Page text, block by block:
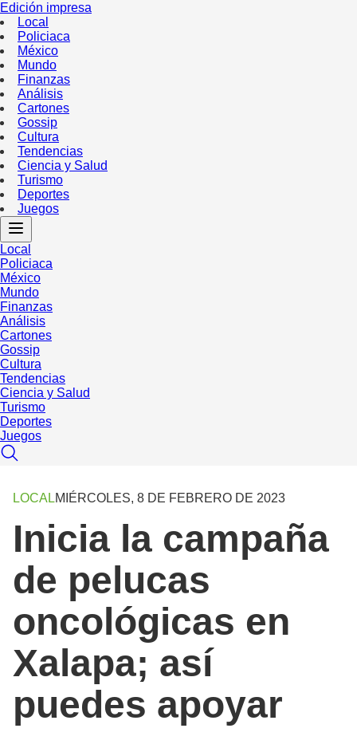
Edición impresa
Local
Policiaca
México
Mundo
Finanzas
Análisis
Cartones
Gossip
Cultura
Tendencias
Ciencia y Salud
Turismo
Deportes
Juegos
Local
Policiaca
México
Mundo
Finanzas
Análisis
Cartones
Gossip
Cultura
Tendencias
Ciencia y Salud
Turismo
Deportes
Juegos
LOCALMIÉRCOLES, 8 DE FEBRERO DE 2023
Inicia la campaña
de pelucas
oncológicas en
Xalapa; así
puedes apoyar